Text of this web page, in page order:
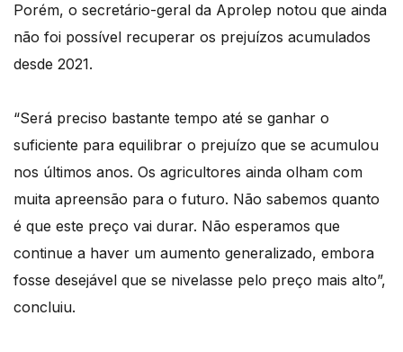
Porém, o secretário-geral da Aprolep notou que ainda
não foi possível recuperar os prejuízos acumulados
desde 2021.
“Será preciso bastante tempo até se ganhar o
suficiente para equilibrar o prejuízo que se acumulou
nos últimos anos. Os agricultores ainda olham com
muita apreensão para o futuro. Não sabemos quanto
é que este preço vai durar. Não esperamos que
continue a haver um aumento generalizado, embora
fosse desejável que se nivelasse pelo preço mais alto”,
concluiu.